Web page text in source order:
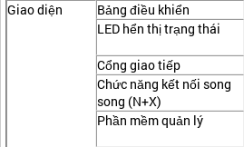
Giao diện
Bảng điều khiển
LED hển thị trạng thái
Cổng giao tiếp
Chức năng kết nối song
song (N+X)
Phần mềm quản lý